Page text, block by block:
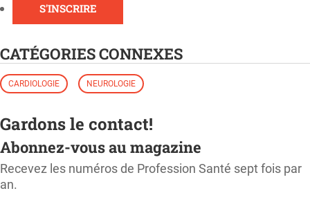
S'INSCRIRE
CATÉGORIES CONNEXES
CARDIOLOGIE NEUROLOGIE
Gardons le contact!
Abonnez-vous au magazine
Recevez les numéros de Profession Santé sept fois par
an.